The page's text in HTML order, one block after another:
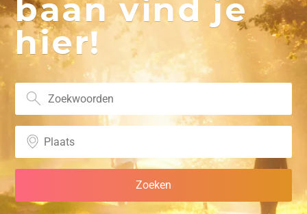
baan vind je
hier!